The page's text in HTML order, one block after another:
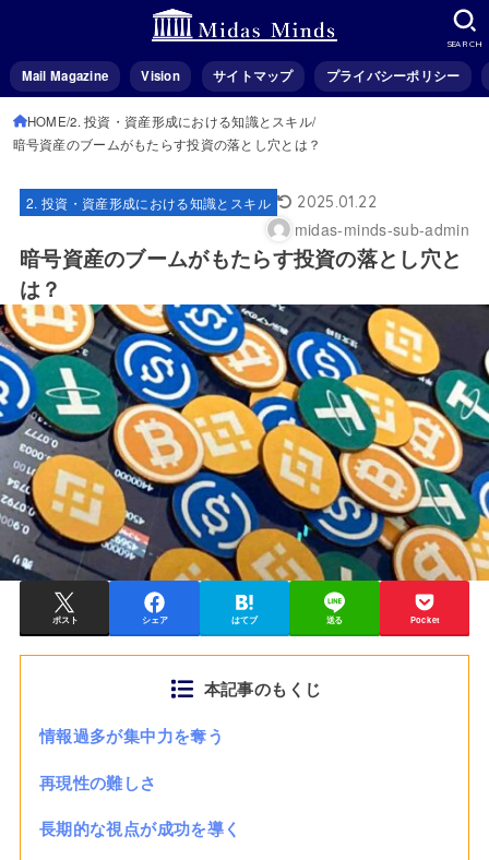
Mail Magazine Vision サイトマップ プライバシーポリシー
SEARCH
HOME 2. 投資・資産形成における知識とスキル
暗号資産のブームがもたらす投資の落とし穴とは？
2. 投資・資産形成における知識とスキル 2025.01.22
midas-minds-sub-admin
暗号資産のブームがもたらす投資の落とし穴と
は？
ポスト シェア はてブ 送る Pocket
本記事のもくじ
情報過多が集中力を奪う
再現性の難しさ
長期的な視点が成功を導く